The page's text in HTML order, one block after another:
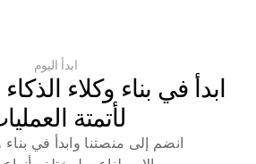
ابدأ اليوم
لأتمتة